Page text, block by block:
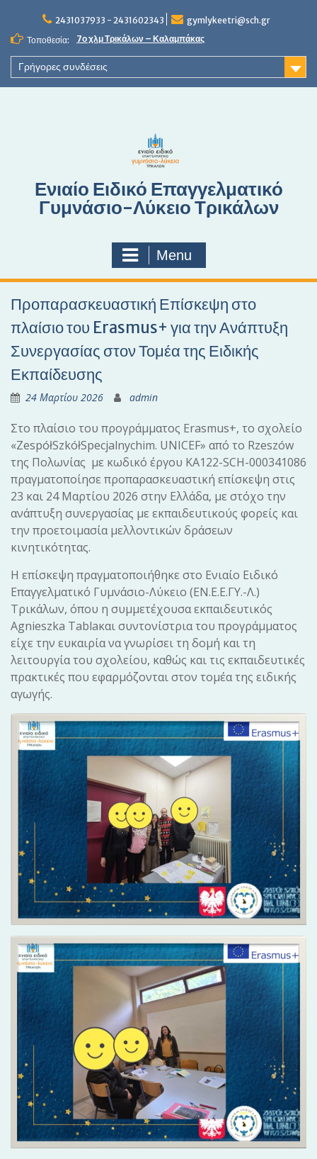
2431037933 - 2431602343
gymlykeetri@sch.gr
Τοποθεσία:
7ο χλμ Τρικάλων – Καλαμπάκας
Γρήγορες συνδέσεις
Ενιαίο Ειδικό Επαγγελματικό
Γυμνάσιο-Λύκειο Τρικάλων
Menu
Προπαρασκευαστική Επίσκεψη στο
πλαίσιο του Erasmus+ για την Ανάπτυξη
Συνεργασίας στον Τομέα της Ειδικής
Εκπαίδευσης
24 Μαρτίου 2026 admin
Στο πλαίσιο του προγράμματος Erasmus+, το σχολείο
«ZespółSzkółSpecjalnychim. UNICEF» από το Rzeszów
της Πολωνίας με κωδικό έργου KA122-SCH-000341086
πραγματοποίησε προπαρασκευαστική επίσκεψη στις
23 και 24 Μαρτίου 2026 στην Ελλάδα, με στόχο την
ανάπτυξη συνεργασίας με εκπαιδευτικούς φορείς και
την προετοιμασία μελλοντικών δράσεων
κινητικότητας.
Η επίσκεψη πραγματοποιήθηκε στο Ενιαίο Ειδικό
Επαγγελματικό Γυμνάσιο-Λύκειο (ΕΝ.Ε.Ε.ΓΥ.-Λ.)
Τρικάλων, όπου η συμμετέχουσα εκπαιδευτικός
Agnieszka Τablaκαι συντονίστρια του προγράμματος
είχε την ευκαιρία να γνωρίσει τη δομή και τη
λειτουργία του σχολείου, καθώς και τις εκπαιδευτικές
πρακτικές που εφαρμόζονται στον τομέα της ειδικής
αγωγής.